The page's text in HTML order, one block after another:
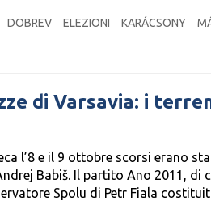
DOBREV ELEZIONI KARÁCSONY
di Varsavia: i
l’8 e il 9 ottobre scorsi erano
Babiš. Il partito Ano 2011, di
Spolu di Petr Fiala